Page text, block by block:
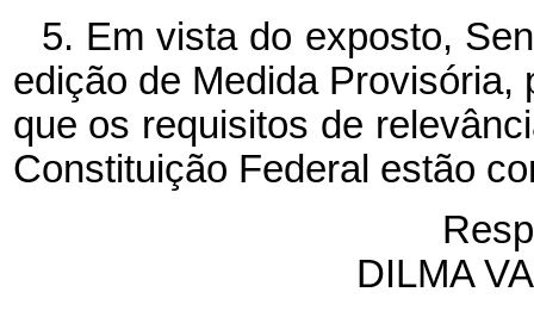
5. Em vista do exposto,
edição de Medida
que os requisitos de
Constituição Federal estão
DILMA